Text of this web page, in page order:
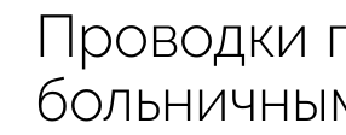
Проводки